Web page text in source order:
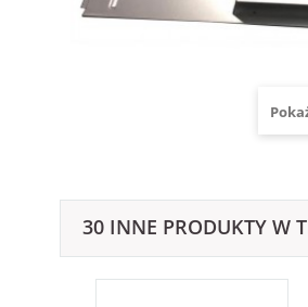
30 INNE PRODUKTY W